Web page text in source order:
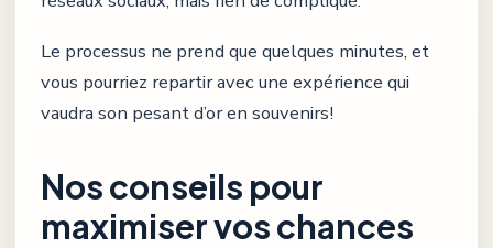
Le processus ne prend que quelques minutes, et
vous pourriez repartir avec une expérience qui
vaudra son pesant d’or en souvenirs!
Nos conseils pour
maximiser vos chances